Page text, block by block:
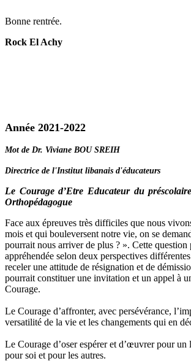
Bonne rentrée.
Rock El Achy
Année 2021-2022
Mot de Dr. Viviane BOU SREIH
Directrice de l'Institut libanais d'éducateurs
Le Courage d’Etre Educateur du
Orthopédagogue
Face aux épreuves très difficiles que nous
mois et qui bouleversent notre vie, on se
pourrait nous arriver de plus ? ». Cette question
appréhendée selon deux perspectives
receler une attitude de résignation et de
pourrait constituer une invitation et un appel à
Courage.
Le Courage d’affronter, avec persévérance,
versatilité de la vie et les changements qui en
Le Courage d’oser espérer et d’œuvrer pour
pour soi et pour les autres.